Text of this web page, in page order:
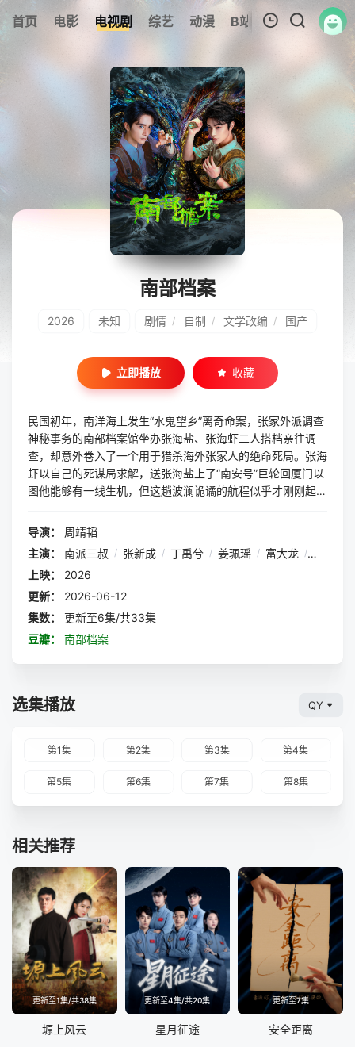
首页 电影 电视剧 综艺 动漫 B站 317美剧 追
暂无观看影片的记录
南部档案
2026 未知 剧情 / 自制 / 文学改编 / 国产
立即播放 收藏
民国初年，南洋海上发生“水鬼望乡”离奇命案，张家外派调查
神秘事务的南部档案馆坐办张海盐、张海虾二人搭档亲往调
查，却意外卷入了一个用于猎杀海外张家人的绝命死局。张海
虾以自己的死谋局求解，送张海盐上了“南安号”巨轮回厦门以
图他能够有一线生机，但这趟波澜诡谲的航程似乎才刚刚起
见的至亲故人……张海盐独自面对着接踵而至的意外，而当他
动……
导演：
周靖韬
主演：
南派三叔 / 张新成 / 丁禹兮 / 姜珮瑶 / 富大龙 / 刘令姿
上映：
2026
更新：
2026-06-12
集数：
更新至6集/共33集
豆瓣：
南部档案
选集播放 QY
第1集 第2集 第3集 第4集
第5集 第6集 第7集 第8集
相关推荐
更新至1集/共38集
塬上风云
更新至4集/共20集
星月征途
更新至7集
安全距离